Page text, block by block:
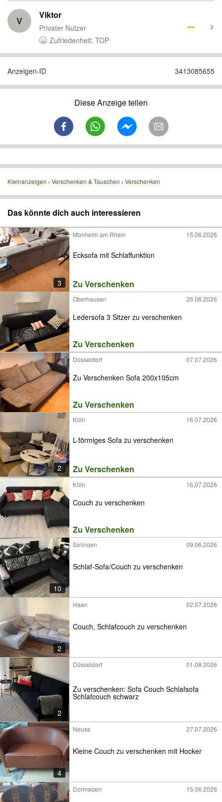
V Viktor
Privater Nutzer
Zufriedenheit: TOP
Anzeigen-ID 3413085655
Diese Anzeige teilen
Kleinanzeigen Verschenken & Tauschen Verschenken
Das könnte dich auch interessieren
3
Monheim am Rhein 15.06.2026
Ecksofa mit Schlaffunktion
Zu Verschenken
Oberhausen 26.06.2026
Ledersofa 3 Sitzer zu verschenken
Zu Verschenken
Düsseldorf 07.07.2026
Zu Verschenken Sofa 200x105cm
Zu Verschenken
2
Köln 16.07.2026
L-förmiges Sofa zu verschenken
Zu Verschenken
Köln 16.07.2026
Couch zu verschenken
Zu Verschenken
10
Solingen 09.06.2026
Schlaf-Sofa/Couch zu verschenken
2
Haan 02.07.2026
Couch, Schlafcouch zu verschenken
2
Düsseldorf 01.08.2026
Zu verschenken: Sofa Couch Schlafsofa
Schlafcouch schwarz
4
Neuss 27.07.2026
Kleine Couch zu verschenken mit Hocker
Dormagen 15.06.2026